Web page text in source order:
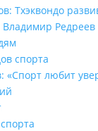
Тхэквондо
Редреев
спорта
«Спорт любит